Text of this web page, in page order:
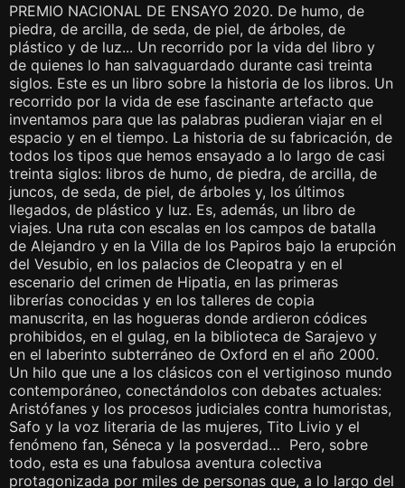
PREMIO NACIONAL DE ENSAYO 2020. De humo, de
piedra, de arcilla, de seda, de piel, de árboles, de
plástico y de luz... Un recorrido por la vida del libro y
de quienes lo han salvaguardado durante casi treinta
siglos. Este es un libro sobre la historia de los libros. Un
recorrido por la vida de ese fascinante artefacto que
inventamos para que las palabras pudieran viajar en el
espacio y en el tiempo. La historia de su fabricación, de
todos los tipos que hemos ensayado a lo largo de casi
treinta siglos: libros de humo, de piedra, de arcilla, de
juncos, de seda, de piel, de árboles y, los últimos
llegados, de plástico y luz. Es, además, un libro de
viajes. Una ruta con escalas en los campos de batalla
de Alejandro y en la Villa de los Papiros bajo la erupción
del Vesubio, en los palacios de Cleopatra y en el
escenario del crimen de Hipatia, en las primeras
librerías conocidas y en los talleres de copia
manuscrita, en las hogueras donde ardieron códices
prohibidos, en el gulag, en la biblioteca de Sarajevo y
en el laberinto subterráneo de Oxford en el año 2000.
Un hilo que une a los clásicos con el vertiginoso mundo
contemporáneo, conectándolos con debates actuales:
Aristófanes y los procesos judiciales contra humoristas,
Safo y la voz literaria de las mujeres, Tito Livio y el
fenómeno fan, Séneca y la posverdad… Pero, sobre
todo, esta es una fabulosa aventura colectiva
protagonizada por miles de personas que, a lo largo del